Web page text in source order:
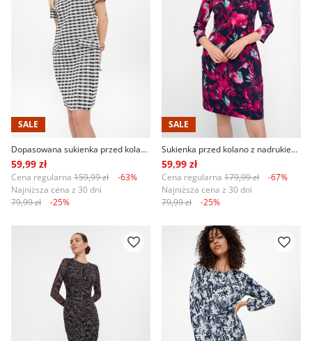
SALE
Dopasowana sukienka przed kolano nadruk w kratkę
59,99 zł
Cena regularna 159,99 zł
-63%
Najniższa cena z 30 dni
79,99 zł
-25%
SALE
Sukienka przed kolano z nadrukiem w kwiaty
59,99 zł
Cena regularna 179,99 zł
-67%
Najniższa cena z 30 dni
79,99 zł
-25%